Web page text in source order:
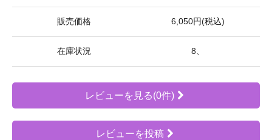
販売価格 6,050円(税込)
在庫状況 8、
レビューを見る(0件)
レビューを投稿